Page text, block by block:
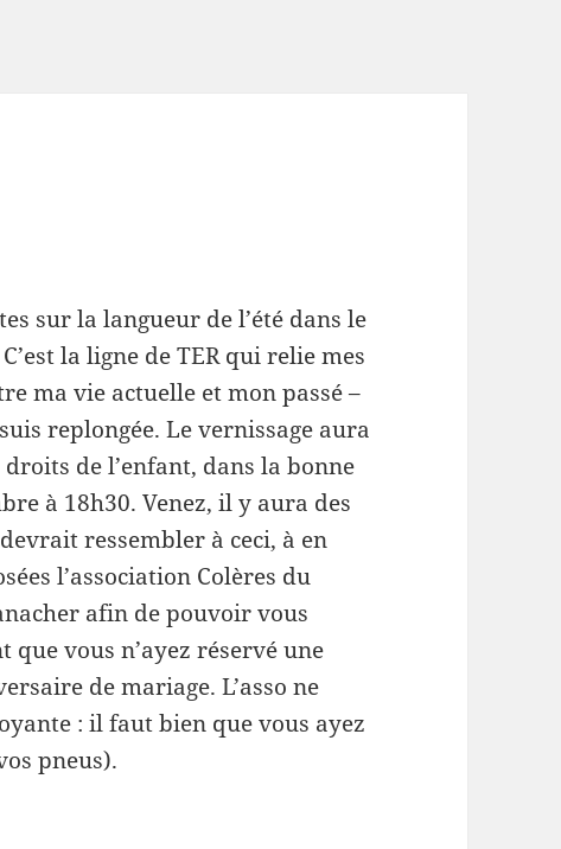
sur la langueur de l’été dans le
C’est la ligne de TER qui relie mes
ma vie actuelle et mon passé –
replongée. Le vernissage aura
de l’enfant, dans la bonne
à 18h30. Venez, il y aura des
ressembler à ceci, à en
l’association Colères du
afin de pouvoir vous
vous n’ayez réservé une
de mariage. L’asso ne
: il faut bien que vous ayez
pneus).